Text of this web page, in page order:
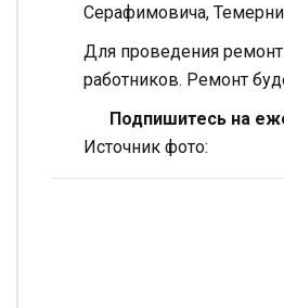
Серафимовича,
Для проведения
работников. Ремонт
Подпишитесь на
Источник фото: